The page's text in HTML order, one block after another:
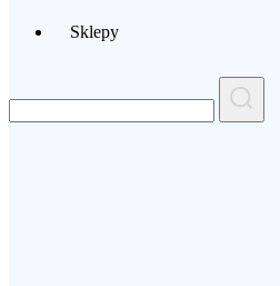
Sklepy